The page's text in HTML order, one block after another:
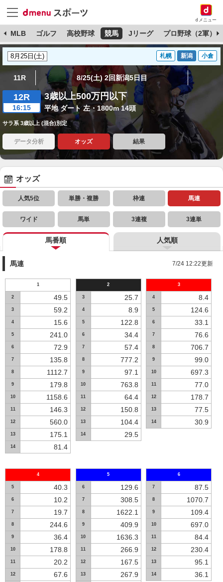
dメニュー
MLB ゴルフ 高校野球 競馬 Jリーグ プロ野球（2軍）
札幌 新潟 小倉
11R 8/25(土) 2回新潟5日目
12R
16:15
3歳以上500万円以下
平地 ダート 左・1800m 14頭
サラ系 3歳以上 (混合)別定
データ分析 オッズ 結果
オッズ
人気5位 単勝・複勝 枠連 馬連
ワイド 馬単 3連複 3連単
馬番順 人気順
馬連 7/24 12:22更新
1
2 49.5
3 59.2
4 15.6
5 241.0
6 72.9
7 135.8
8 1112.7
9 179.8
10 1158.6
11 146.3
12 560.0
13 175.1
14 81.4
2
3 25.7
4 8.9
5 122.8
6 34.4
7 57.4
8 777.2
9 97.1
10 763.8
11 64.4
12 150.8
13 104.4
14 29.5
3
4 8.4
5 124.6
6 33.1
7 76.6
8 706.7
9 99.0
10 697.3
11 77.0
12 178.7
13 77.5
14 30.9
4
5 40.3
6 10.2
7 19.7
8 244.6
9 36.4
10 178.8
11 20.2
12 67.6
5
6 129.6
7 308.5
8 1622.1
9 409.9
10 1636.3
11 266.9
12 167.5
13 267.9
6
7 87.5
8 1070.7
9 109.4
10 697.0
11 84.4
12 230.4
13 95.1
14 36.1